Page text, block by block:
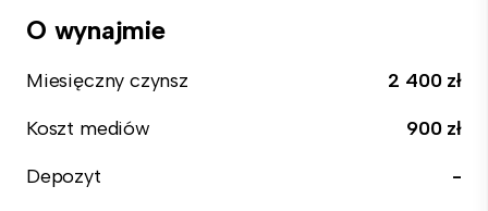
O wynajmie
Miesięczny czynsz
2 400 zł
Koszt mediów
900 zł
Depozyt
-